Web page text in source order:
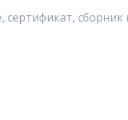
сертификат, сборник